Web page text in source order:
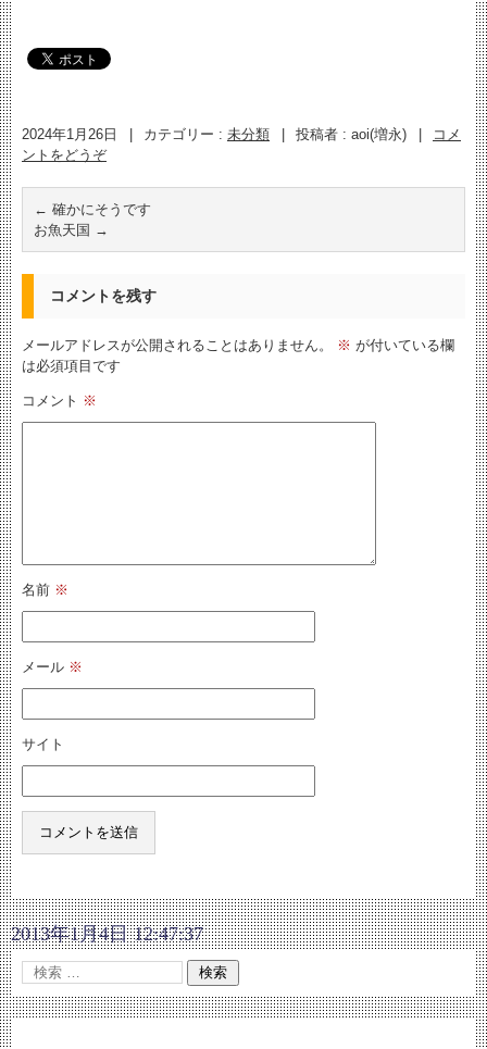
2024年1月26日 カテゴリー : 未分類 投稿者 : aoi(増永)
コメ
ントをどうぞ
← 確かにそうです
お魚天国 →
コメントを残す
メールアドレスが公開されることはありません。 ※ が付いている欄
は必須項目です
コメント ※
名前 ※
メール ※
サイト
2013年1月4日 12:47:37